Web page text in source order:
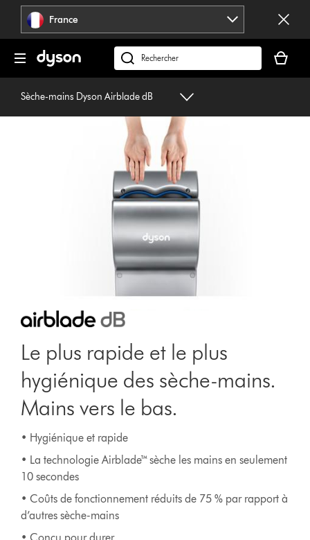
Sauter
pages
France
Rechercher
des
produits
panier
est
Sèche-mains Dyson Airblade dB
Le plus rapide et le plus
hygiénique des sèche-mains.
Mains vers le bas.
• Hygiénique et rapide
• La technologie Airblade™ sèche les mains en seulement
10 secondes
• Coûts de fonctionnement réduits de 75 % par rapport à
d’autres sèche-mains